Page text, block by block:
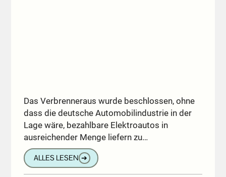
Das Verbrenneraus wurde beschlossen, ohne
dass die deutsche Automobilindustrie in der
Lage wäre, bezahlbare Elektroautos in
ausreichender Menge liefern zu…
ALLES LESEN ➔